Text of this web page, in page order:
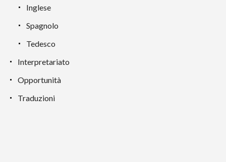
Inglese
Spagnolo
Tedesco
Interpretariato
Opportunità
Traduzioni